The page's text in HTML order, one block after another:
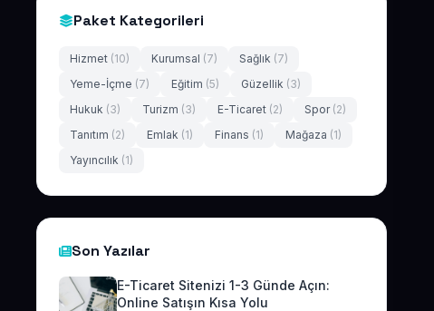
Paket Kategorileri
Hizmet (10) Kurumsal (7) Sağlık (7)
Yeme-İçme (7) Eğitim (5) Güzellik (3)
Hukuk (3) Turizm (3) E-Ticaret (2) Spor (2)
Tanıtım (2) Emlak (1) Finans (1) Mağaza (1)
Yayıncılık (1)
Son Yazılar
E-Ticaret Sitenizi 1-3 Günde Açın:
Online Satışın Kısa Yolu